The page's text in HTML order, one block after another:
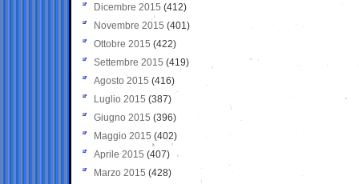
Dicembre 2015 (412)
Novembre 2015 (401)
Ottobre 2015 (422)
Settembre 2015 (419)
Agosto 2015 (416)
Luglio 2015 (387)
Giugno 2015 (396)
Maggio 2015 (402)
Aprile 2015 (407)
Marzo 2015 (428)